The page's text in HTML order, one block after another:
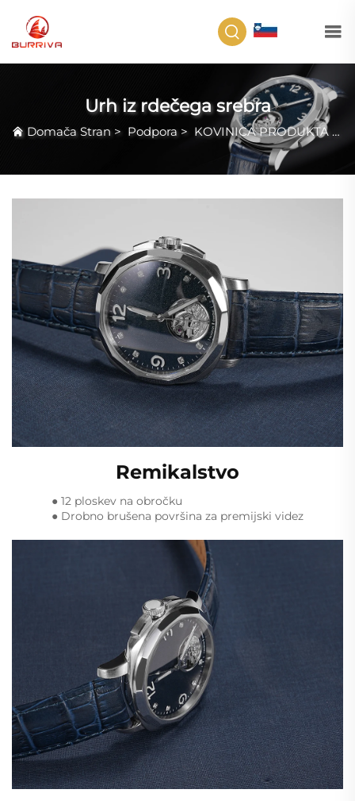
Urh iz rdečega srebra
Domača Stran > Podpora> KOVINICA PRODUKTA>
Remikalstvo
● 12 ploskev na obročku
● Drobno brušena površina za premijski videz